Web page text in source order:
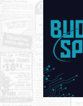
Gastronomija
Sport i rekreacija
Zdravlje i medicina
Hobi i razonoda
UPIS FIRMI